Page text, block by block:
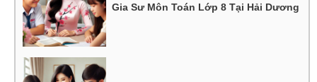
Gia Sư Môn Toán Lớp 8 Tại Hải Dương